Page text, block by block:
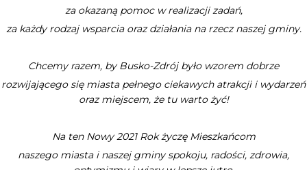
za okazaną pomoc w realizacji zadań,
za każdy rodzaj wsparcia oraz działania na rzecz naszej gminy.
Chcemy razem, by Busko-Zdrój było wzorem dobrze
rozwijającego się miasta pełnego ciekawych atrakcji i wydarzeń
oraz miejscem, że tu warto żyć!
Na ten Nowy 2021 Rok życzę Mieszkańcom
naszego miasta i naszej gminy spokoju, radości, zdrowia,